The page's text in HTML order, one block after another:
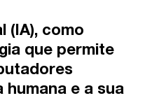
(IA), como
que permite
humana e a sua